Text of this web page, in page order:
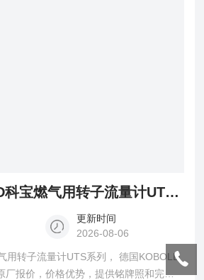
燃气用转子流量计UTS系列
更新时间
2026-08-06
用转子流量计UTS系列， 德国KOBOLD
厂报价，价格优势，提供铭牌照和完整